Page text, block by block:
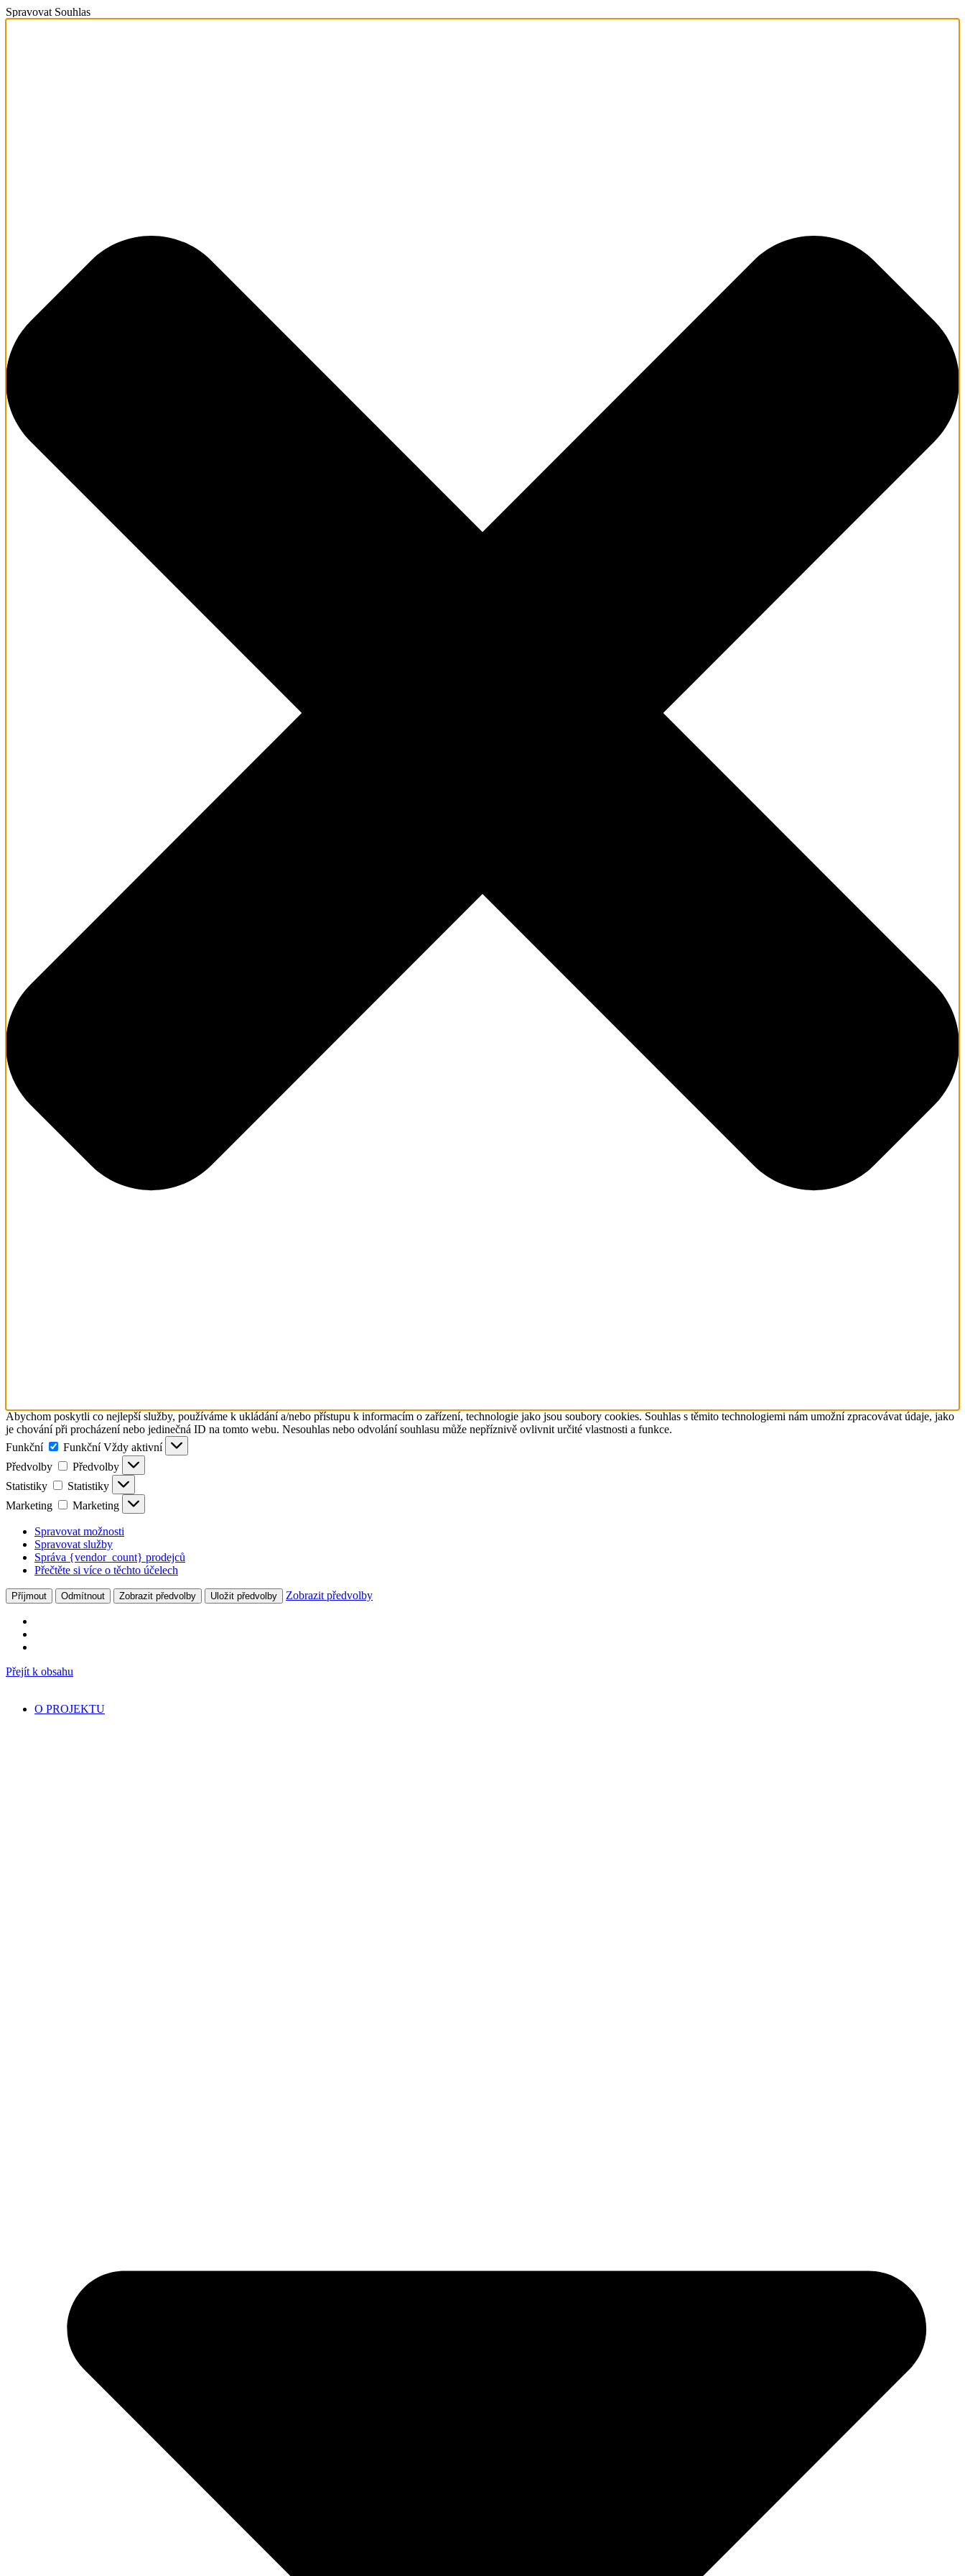
Spravovat Souhlas
Abychom poskytli co nejlepší služby, používáme k ukládání a/nebo přístupu k informacím o zařízení, technologie jako jsou soubory cookies. Souhlas s těmito technologiemi nám umožní zpracovávat údaje, jako
je chování při procházení nebo jedinečná ID na tomto webu. Nesouhlas nebo odvolání souhlasu může nepříznivě ovlivnit určité vlastnosti a funkce.
Funkční
Funkční Vždy aktivní
Předvolby
Předvolby
Statistiky
Statistiky
Marketing
Marketing
Spravovat možnosti
Spravovat služby
Správa {vendor_count} prodejců
Přečtěte si více o těchto účelech
Příjmout Odmítnout Zobrazit předvolby Uložit předvolby Zobrazit předvolby
Přejít k obsahu
O PROJEKTU